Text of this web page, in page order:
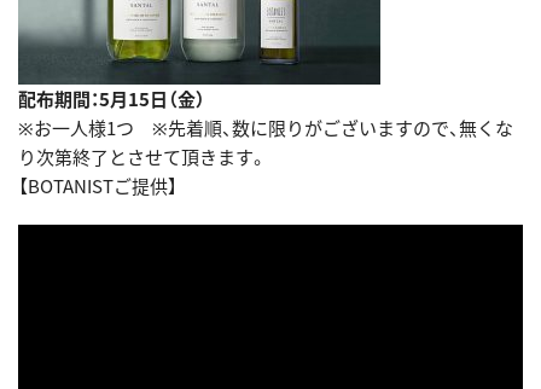
配布期間：5月15日（金）
※お一人様1つ ※先着順、数に限りがございますので、無くな
り次第終了とさせて頂きます。
【BOTANISTご提供】